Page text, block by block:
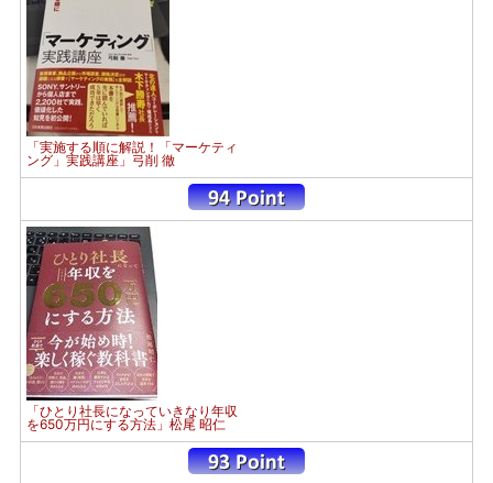
「実施する順に解説！「マーケティ
ング」実践講座」弓削 徹
「ひとり社長になっていきなり年収
を650万円にする方法」松尾 昭仁